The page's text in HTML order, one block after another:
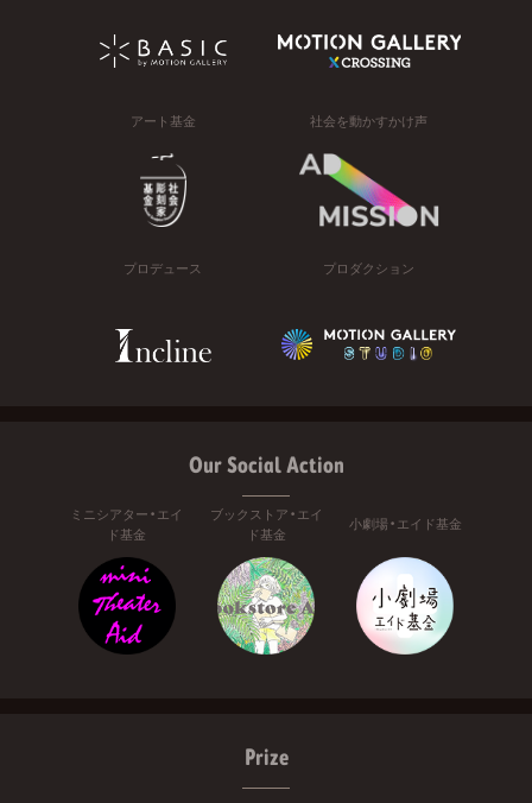
アート基金 社会を動かすかけ声
プロデュース プロダクション
Our Social Action
ミニシアター・エイ
ド基金
ブックストア・エイ
ド基金
小劇場・エイド基金
Prize